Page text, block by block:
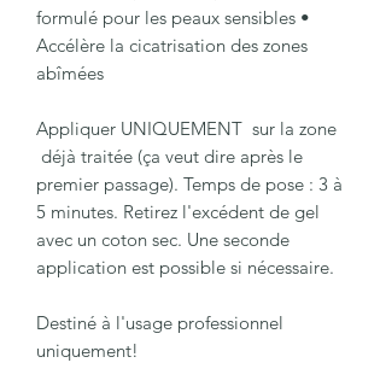
formulé pour les peaux sensibles •
Accélère la cicatrisation des zones
abîmées
Appliquer UNIQUEMENT sur la zone
déjà traitée (ça veut dire après le
premier passage). Temps de pose : 3 à
5 minutes. Retirez l'excédent de gel
avec un coton sec. Une seconde
application est possible si nécessaire.
Destiné à l'usage professionnel
uniquement!